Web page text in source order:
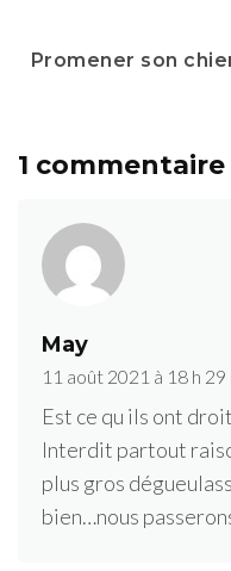
Promener son
1 commentaire
May
11 août 2021 à 18 h 29
Est ce qu ils ont
Interdit partout
plus gros
bien…nous